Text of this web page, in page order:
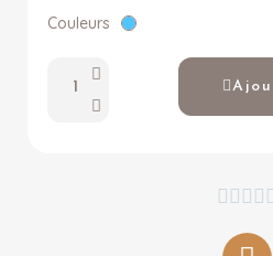
Couleurs
    